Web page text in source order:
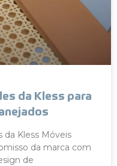
da Kless para
Kless Móveis
da marca com
de